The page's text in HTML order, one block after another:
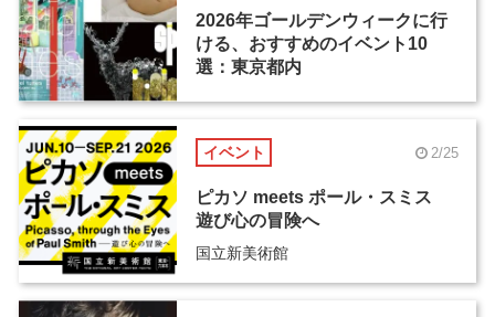
2026年ゴールデンウィークに行
ける、おすすめのイベント10
選：東京都内
イベント 2/25
ピカソ meets ポール・スミス
遊び心の冒険へ
国立新美術館